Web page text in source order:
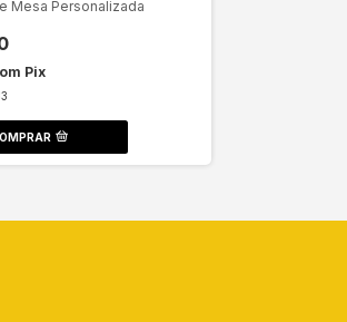
Mesa Personalizada
Pix